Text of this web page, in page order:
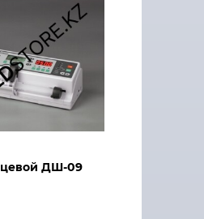
ДШ-09